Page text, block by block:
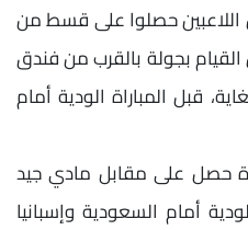
اللاعبين حصلوا على قسط من
بجولة بالقرب من فندق
قبل المباراة الودية أمام
حصل على مقابل مادي جيد
أمام السعودية وإسبانيا